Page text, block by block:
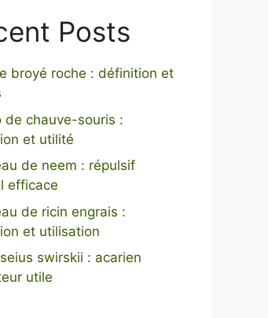
Posts
broyé roche : définition et
de chauve-souris :
et utilité
de neem : répulsif
efficace
de ricin engrais :
et utilisation
swirskii : acarien
utile